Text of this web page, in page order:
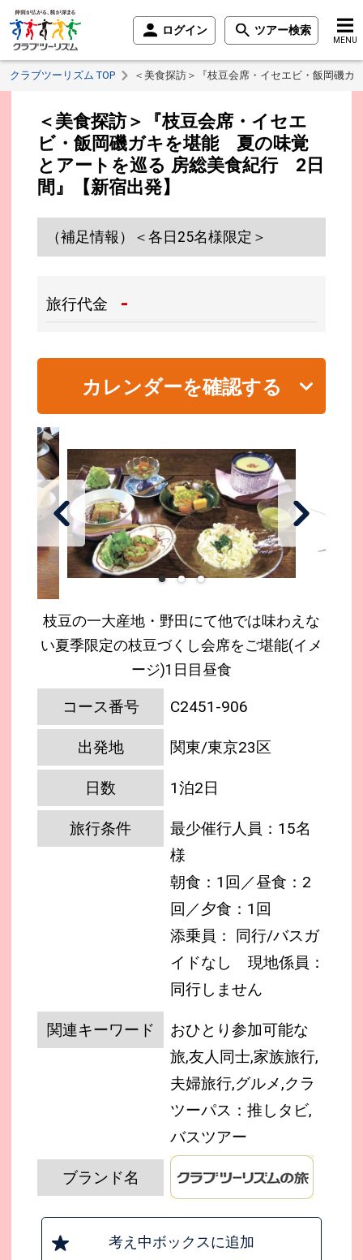
ログイン ツアー検索
MENU
クラブツーリズム TOP ＜美食探訪＞『枝豆会席・イセエビ・飯岡磯
＜美食探訪＞『枝豆会席・イセエ
ビ・飯岡磯ガキを堪能 夏の味覚
とアートを巡る 房総美食紀行 2日
間』【新宿出発】
（補足情報）＜各日25名様限定＞
旅行代金 -
カレンダーを確認する
枝豆の一大産地・野田にて他では味わえな
い夏季限定の枝豆づくし会席をご堪能(イメ
ージ)1日目昼食
コース番号 C2451-906
出発地 関東/東京23区
日数 1泊2日
旅行条件
最少催行人員：15名
様
朝食：1回／昼食：2
回／夕食：1回
添乗員： 同行/バスガ
イドなし
現地係員：
同行しません
関連キーワード
おひとり参加可能な
旅,友人同士,家族旅行,
夫婦旅行,グルメ,クラ
ツーパス：推しタビ,
バスツアー
ブランド名
考え中ボックスに追加